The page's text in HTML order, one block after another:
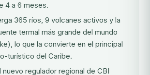
4 a 6 meses.
365 ríos, 9 volcanes activos y la
termal más grande del mundo
lo que la convierte en el principal
turístico del Caribe.
nuevo regulador regional de CBI